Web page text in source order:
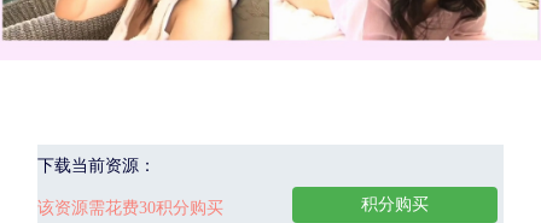
下载当前资源：
该资源需花费30积分购买 积分购买